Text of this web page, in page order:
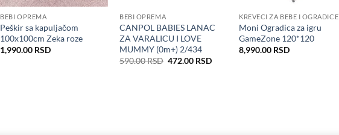
BEBI OPREMA
Peškir sa kapuljačom
100x100cm Zeka roze
1,990.00 RSD
BEBI OPREMA
CANPOL BABIES LANAC
ZA VARALICU I LOVE
MUMMY (0m+) 2/434
590.00RSD Originalna
472.00 RSDTrenutna
KREVECI ZA BEBE I OGRADICE
Moni Ogradica za igru
GameZone 120*120
8,990.00 RSD